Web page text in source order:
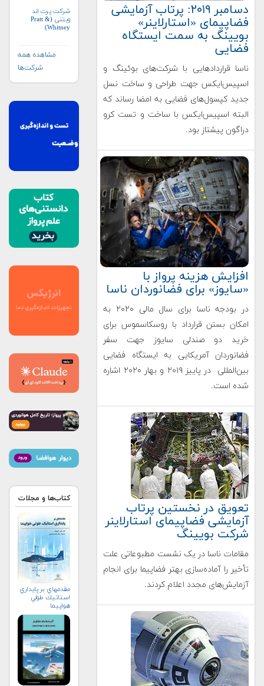
دسامبر ۲۰۱۹: پرتاب آزمایشی
فضاپیمای «استارلاینر»
بویینگ به سمت ایستگاه
فضایی
ناسا قراردادهایی با شرکت‌های بوئینگ و
اسپیس‌ایکس جهت طراحی و ساخت نسل
جدید کپسول‌های فضایی به امضا رساند که
البته اسپیس‌ایکس با ساخت و تست کرو
دراگون پیشتاز بود.
افزایش هزینه پرواز با
«سایوز» برای فضانوردان ناسا
در بودجه ناسا برای سال مالی ۲۰۲۰ به
امکان بستن قرارداد با روسکاسموس برای
خرید دو صندلی سایوز جهت سفر
فضانوردان آمریکایی به ایستگاه فضایی
بین‌المللی در پاییز ۲۰۱۹ و بهار ۲۰۲۰ اشاره
شده است.
تعویق در نخستین پرتاب
آزمایشی فضاپیمای استارلاینر
شرکت بویینگ
مقامات ناسا در یک نشست مطبوعاتی علت
تأخیر را آماده‌سازی بهتر فضاپیما برای انجام
آزمایش‌های مجدد اعلام کردند.
شرکت پرت اند
ویتنی (Pratt &
Whitney)
مشاهده همه
شرکت‌ها
کتاب‌ها و مجلات
مقدمه‏اي بر پايداري
استاتيك طولي
هواپيما